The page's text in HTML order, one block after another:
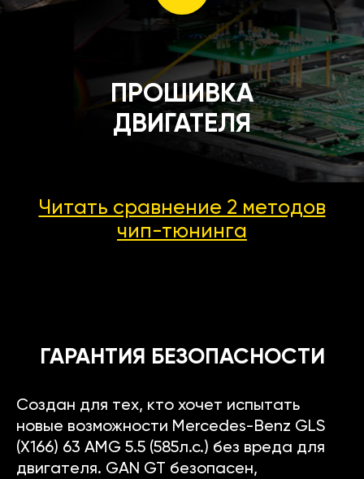
ПРОШИВКА
ДВИГАТЕЛЯ
Читать сравнение 2 методов
чип-тюнинга
ГАРАНТИЯ БЕЗОПАСНОСТИ
Создан для тех, кто хочет испытать
новые возможности Mercedes-Benz GLS
(X166) 63 AMG 5.5 (585л.с.) без вреда для
двигателя. GAN GT безопасен,